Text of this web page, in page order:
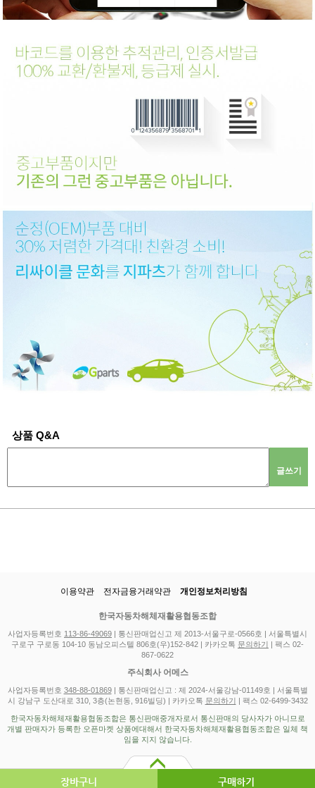
상품 Q&A
글쓰기
장바구니 구매하기
이용약관 전자금융거래약관 개인정보처리방침
한국자동차해체재활용협동조합
사업자등록번호 113-86-49069 | 통신판매업신고 제 2013-서울구로-0566호 | 서울특별시
구로구 구로동 104-10 동남오피스텔 806호(우)152-842 | 카카오톡 문의하기 | 팩스 02-
867-0622
주식회사 어메스
사업자등록번호 348-88-01869| 통신판매업신고 : 제 2024-서울강남-01149호 | 서울특별
시 강남구 도산대로 310, 3층(논현동, 916빌딩) | 카카오톡 문의하기 | 팩스 02-6499-3432
한국자동차해체재활용협동조합은 통신판매중개자로서 통신판매의 당사자가 아니므로
개별 판매자가 등록한 오픈마켓 상품에대해서 한국자동차해체재활용협동조합은 일체 책
임을 지지 않습니다.